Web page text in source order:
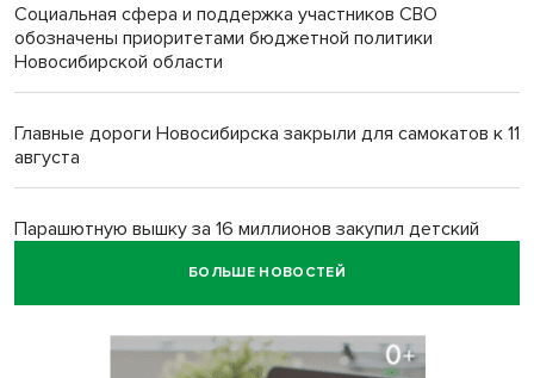
Социальная сфера и поддержка участников СВО
обозначены приоритетами бюджетной политики
Новосибирской области
Главные дороги Новосибирска закрыли для самокатов к 11
августа
Парашютную вышку за 16 миллионов закупил детский
БОЛЬШЕ НОВОСТЕЙ